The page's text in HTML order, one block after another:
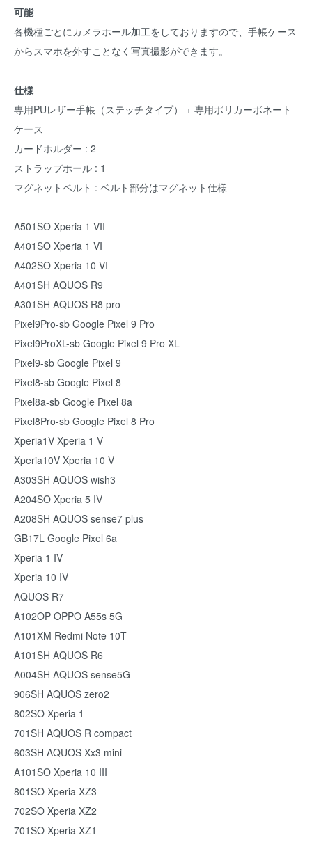
可能
各機種ごとにカメラホール加工をしておりますので、手帳ケース
からスマホを外すことなく写真撮影ができます。
仕様
専用PUレザー手帳（ステッチタイプ） + 専用ポリカーボネート
ケース
カードホルダー : 2
ストラップホール : 1
マグネットベルト : ベルト部分はマグネット仕様
A501SO Xperia 1 VII
A401SO Xperia 1 VI
A402SO Xperia 10 VI
A401SH AQUOS R9
A301SH AQUOS R8 pro
Pixel9Pro-sb Google Pixel 9 Pro
Pixel9ProXL-sb Google Pixel 9 Pro XL
Pixel9-sb Google Pixel 9
Pixel8-sb Google Pixel 8
Pixel8a-sb Google Pixel 8a
Pixel8Pro-sb Google Pixel 8 Pro
Xperia1V Xperia 1 V
Xperia10V Xperia 10 V
A303SH AQUOS wish3
A204SO Xperia 5 IV
A208SH AQUOS sense7 plus
GB17L Google Pixel 6a
Xperia 1 IV
Xperia 10 IV
AQUOS R7
A102OP OPPO A55s 5G
A101XM Redmi Note 10T
A101SH AQUOS R6
A004SH AQUOS sense5G
906SH AQUOS zero2
802SO Xperia 1
701SH AQUOS R compact
603SH AQUOS Xx3 mini
A101SO Xperia 10 III
801SO Xperia XZ3
702SO Xperia XZ2
701SO Xperia XZ1